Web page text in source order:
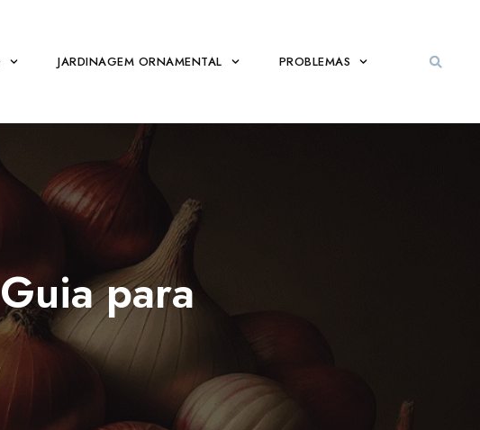
JARDINAGEM ORNAMENTAL PROBLEMAS
para